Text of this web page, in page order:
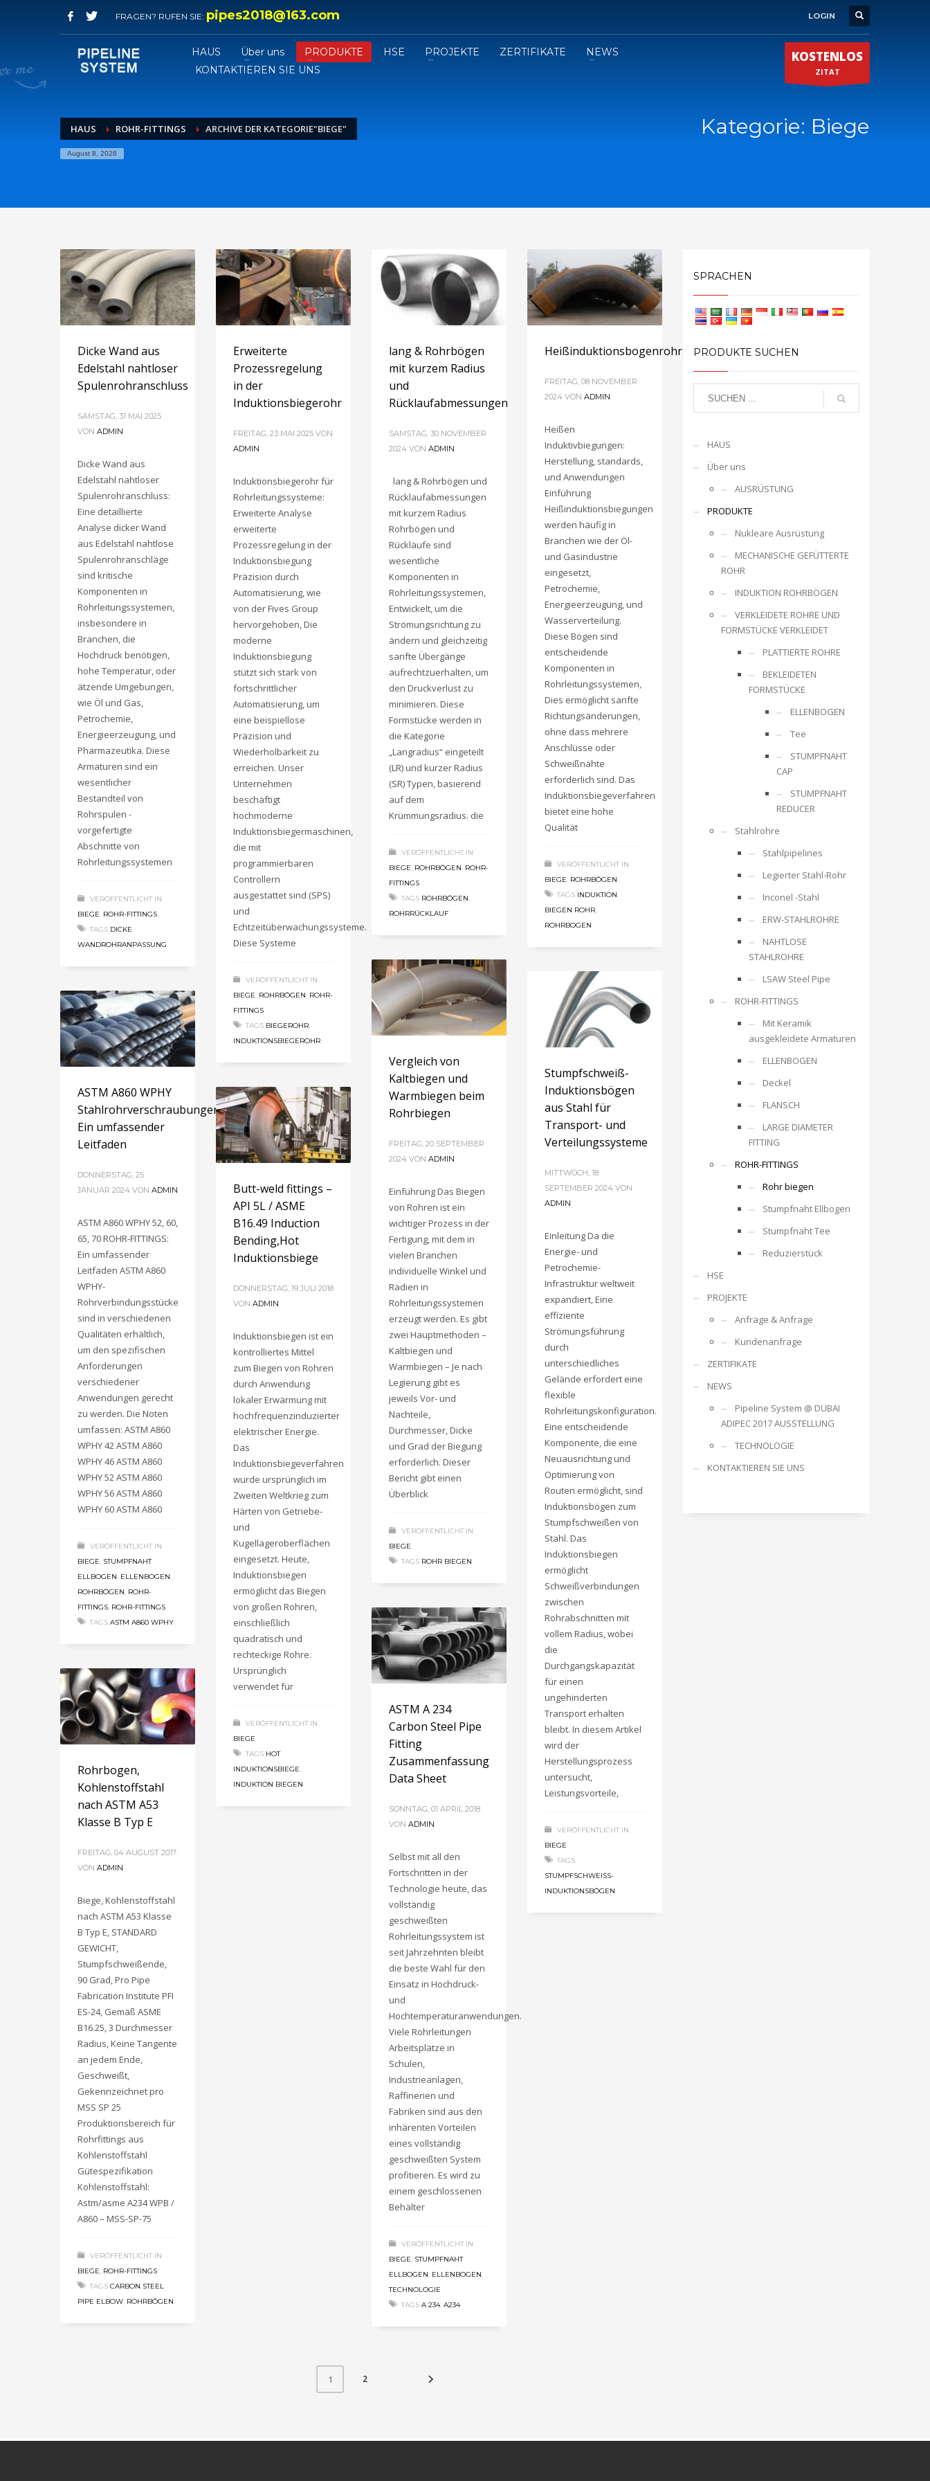
FRAGEN? RUFEN SIE: pipes2018@163.com LOGIN
HAUS Über uns PRODUKTE HSE PROJEKTE ZERTIFIKATE
NEWS
KONTAKTIEREN SIE UNS
KOSTENLOS
ZITAT
HAUS ROHR-FITTINGS ARCHIVE DER KATEGORIE"BIEGE"
August 8, 2026
Kategorie: Biege
Dicke Wand aus
Edelstahl nahtloser
Spulenrohranschluss
SAMSTAG, 31 MAI 2025
VON ADMIN
Dicke Wand aus
Edelstahl nahtloser
Spulenrohranschluss:
Eine detaillierte
Analyse dicker Wand
aus Edelstahl nahtlose
Spulenrohranschläge
sind kritische
Komponenten in
Rohrleitungssystemen,
insbesondere in
Branchen, die
Hochdruck benötigen,
hohe Temperatur, oder
ätzende Umgebungen,
wie Öl und Gas,
Petrochemie,
Energieerzeugung, und
Pharmazeutika. Diese
Armaturen sind ein
wesentlicher
Bestandteil von
Rohrspulen -
vorgefertigte
Abschnitte von
Rohrleitungssystemen
VERÖFFENTLICHT IN
BIEGE, ROHR-FITTINGS
TAGS DICKE
WANDROHRANPASSUNG
Erweiterte
Prozessregelung
in der
Induktionsbiegerohr
FREITAG, 23 MAI 2025 VON
ADMIN
Induktionsbiegerohr für
Rohrleitungssysteme:
Erweiterte Analyse
erweiterte
Prozessregelung in der
Induktionsbiegung
Präzision durch
Automatisierung, wie
von der Fives Group
hervorgehoben, Die
moderne
Induktionsbiegung
stützt sich stark von
fortschrittlicher
Automatisierung, um
eine beispiellose
Präzision und
Wiederholbarkeit zu
erreichen. Unser
Unternehmen
beschäftigt
hochmoderne
Induktionsbiegermaschinen,
die mit
programmierbaren
Controllern
ausgestattet sind (SPS)
und
Echtzeitüberwachungssysteme.
Diese Systeme
VERÖFFENTLICHT IN
BIEGE, ROHRBÖGEN, ROHR-
FITTINGS
TAGS BIEGEROHR,
INDUKTIONSBIEGEROHR
lang & Rohrbögen
mit kurzem Radius
und
Rücklaufabmessungen
SAMSTAG, 30 NOVEMBER
2024 VON ADMIN
lang & Rohrbögen und
Rücklaufabmessungen
mit kurzem Radius
Rohrbögen und
Rückläufe sind
wesentliche
Komponenten in
Rohrleitungssystemen,
Entwickelt, um die
Strömungsrichtung zu
ändern und gleichzeitig
sanfte Übergänge
aufrechtzuerhalten, um
den Druckverlust zu
minimieren. Diese
Formstücke werden in
die Kategorie
„Langradius“ eingeteilt
(LR) und kurzer Radius
(SR) Typen, basierend
auf dem
Krümmungsradius. die
VERÖFFENTLICHT IN
BIEGE, ROHRBÖGEN, ROHR-
FITTINGS
TAGS ROHRBÖGEN,
ROHRRÜCKLAUF
Heißinduktionsbogenrohr
FREITAG, 08 NOVEMBER
2024 VON ADMIN
Heißen
Induktivbiegungen:
Herstellung, standards,
und Anwendungen
Einführung
Heißinduktionsbiegungen
werden häufig in
Branchen wie der Öl-
und Gasindustrie
eingesetzt,
Petrochemie,
Energieerzeugung, und
Wasserverteilung.
Diese Bögen sind
entscheidende
Komponenten in
Rohrleitungssystemen,
Dies ermöglicht sanfte
Richtungsänderungen,
ohne dass mehrere
Anschlüsse oder
Schweißnähte
erforderlich sind. Das
Induktionsbiegeverfahren
bietet eine hohe
Qualität
VERÖFFENTLICHT IN
BIEGE, ROHRBÖGEN
TAGS INDUKTION
BIEGEN ROHR,
ROHRBOGEN
Vergleich von
Kaltbiegen und
Warmbiegen beim
Rohrbiegen
FREITAG, 20 SEPTEMBER
2024 VON ADMIN
Einführung Das Biegen
von Rohren ist ein
wichtiger Prozess in der
Fertigung, mit dem in
vielen Branchen
individuelle Winkel und
Radien in
Rohrleitungssystemen
erzeugt werden. Es gibt
zwei Hauptmethoden –
Kaltbiegen und
Warmbiegen – Je nach
Legierung gibt es
jeweils Vor- und
Nachteile,
Durchmesser, Dicke
und Grad der Biegung
erforderlich. Dieser
Bericht gibt einen
Überblick
VERÖFFENTLICHT IN
BIEGE
TAGS ROHR BIEGEN
Stumpfschweiß-
Induktionsbögen
aus Stahl für
Transport- und
Verteilungssysteme
MITTWOCH, 18
SEPTEMBER 2024 VON
ADMIN
Einleitung Da die
Energie- und
Petrochemie-
Infrastruktur weltweit
expandiert, Eine
effiziente
Strömungsführung
durch
unterschiedliches
Gelände erfordert eine
flexible
Rohrleitungskonfiguration.
Eine entscheidende
Komponente, die eine
Neuausrichtung und
Optimierung von
Routen ermöglicht, sind
Induktionsbögen zum
Stumpfschweißen von
Stahl. Das
Induktionsbiegen
ermöglicht
Schweißverbindungen
zwischen
Rohrabschnitten mit
vollem Radius, wobei
die
Durchgangskapazität
für einen
ungehinderten
Transport erhalten
bleibt. In diesem Artikel
wird der
Herstellungsprozess
untersucht,
Leistungsvorteile,
VERÖFFENTLICHT IN
BIEGE
TAGS
STUMPFSCHWEISS-I
NDUKTIONSBÖGEN
ASTM A860 WPHY
Stahlrohrverschraubungen:
Ein umfassender
Leitfaden
DONNERSTAG, 25
JANUAR 2024 VON ADMIN
ASTM A860 WPHY 52, 60,
65, 70 ROHR-FITTINGS:
Ein umfassender
Leitfaden ASTM A860
WPHY-
Rohrverbindungsstücke
sind in verschiedenen
Qualitäten erhältlich,
um den spezifischen
Anforderungen
verschiedener
Anwendungen gerecht
zu werden. Die Noten
umfassen: ASTM A860
WPHY 42 ASTM A860
WPHY 46 ASTM A860
WPHY 52 ASTM A860
WPHY 56 ASTM A860
WPHY 60 ASTM A860
VERÖFFENTLICHT IN
BIEGE, STUMPFNAHT
ELLBOGEN, ELLENBOGEN,
ROHRBÖGEN, ROHR-
FITTINGS, ROHR-FITTINGS
TAGS ASTM A860 WPHY
Butt-weld fittings –
API 5L / ASME
B16.49 Induction
Bending,Hot
Induktionsbiege
DONNERSTAG, 19 JULI 2018
VON ADMIN
Induktionsbiegen ist ein
kontrolliertes Mittel
zum Biegen von Rohren
durch Anwendung
lokaler Erwärmung mit
hochfrequenzinduzierter
elektrischer Energie.
Das
Induktionsbiegeverfahren
wurde ursprünglich im
Zweiten Weltkrieg zum
Härten von Getriebe-
und
Kugellageroberflächen
eingesetzt. Heute,
Induktionsbiegen
ermöglicht das Biegen
von großen Rohren,
einschließlich
quadratisch und
rechteckige Rohre.
Ursprünglich
verwendet für
VERÖFFENTLICHT IN
BIEGE
TAGS HOT
INDUKTIONSBIEGE,
INDUKTION BIEGEN
ASTM A 234
Carbon Steel Pipe
Fitting
Zusammenfassung
Data Sheet
SONNTAG, 01 APRIL 2018
VON ADMIN
Selbst mit all den
Fortschritten in der
Technologie heute, das
vollständig
geschweißten
Rohrleitungssystem ist
seit Jahrzehnten bleibt
die beste Wahl für den
Einsatz in Hochdruck-
und
Hochtemperaturanwendungen.
Viele Rohrleitungen
Arbeitsplätze in
Schulen,
Industrieanlagen,
Raffinerien und
Fabriken sind aus den
inhärenten Vorteilen
eines vollständig
geschweißten System
profitieren. Es wird zu
einem geschlossenen
Behälter
VERÖFFENTLICHT IN
BIEGE, STUMPFNAHT
ELLBOGEN, ELLENBOGEN,
TECHNOLOGIE
TAGS A 234, A234
Rohrbogen,
Kohlenstoffstahl
nach ASTM A53
Klasse B Typ E
FREITAG, 04 AUGUST 2017
VON ADMIN
Biege, Kohlenstoffstahl
nach ASTM A53 Klasse
B Typ E, STANDARD
GEWICHT,
Stumpfschweißende,
90 Grad, Pro Pipe
Fabrication Institute PFI
ES-24, Gemäß ASME
B16.25, 3 Durchmesser
Radius, Keine Tangente
an jedem Ende,
Geschweißt,
Gekennzeichnet pro
MSS SP 25
Produktionsbereich für
Rohrfittings aus
Kohlenstoffstahl
Gütespezifikation
Kohlenstoffstahl:
Astm/asme A234 WPB /
A860 – MSS-SP-75
VERÖFFENTLICHT IN
BIEGE, ROHR-FITTINGS
TAGS CARBON STEEL
PIPE ELBOW, ROHRBÖGEN
1 2
SPRACHEN
PRODUKTE SUCHEN
HAUS
Über uns
AUSRÜSTUNG
PRODUKTE
Nukleare Ausrüstung
MECHANISCHE GEFÜTTERTE
ROHR
INDUKTION ROHRBÖGEN
VERKLEIDETE ROHRE UND
FORMSTÜCKE VERKLEIDET
PLATTIERTE ROHRE
BEKLEIDETEN
FORMSTÜCKE
ELLENBOGEN
Tee
STUMPFNAHT
CAP
STUMPFNAHT
REDUCER
Stahlrohre
Stahlpipelines
Legierter Stahl-Rohr
Inconel -Stahl
ERW-STAHLROHRE
NAHTLOSE
STAHLROHRE
LSAW Steel Pipe
ROHR-FITTINGS
Mit Keramik
ausgekleidete Armaturen
ELLENBOGEN
Deckel
FLANSCH
LARGE DIAMETER
FITTING
ROHR-FITTINGS
Rohr biegen
Stumpfnaht Ellbogen
Stumpfnaht Tee
Reduzierstück
HSE
PROJEKTE
Anfrage & Anfrage
Kundenanfrage
ZERTIFIKATE
NEWS
Pipeline System @ DUBAI
ADIPEC 2017 AUSSTELLUNG
TECHNOLOGIE
KONTAKTIEREN SIE UNS